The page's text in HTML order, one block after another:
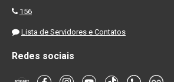
156
Lista de Servidores e Contatos
Redes sociais